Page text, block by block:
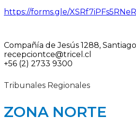
https://forms.gle/
Compañía de Jesús 1288,
recepciontce@tricel.cl
+56 (2) 2733 9300
Tribunales Regionales
ZONA NORTE